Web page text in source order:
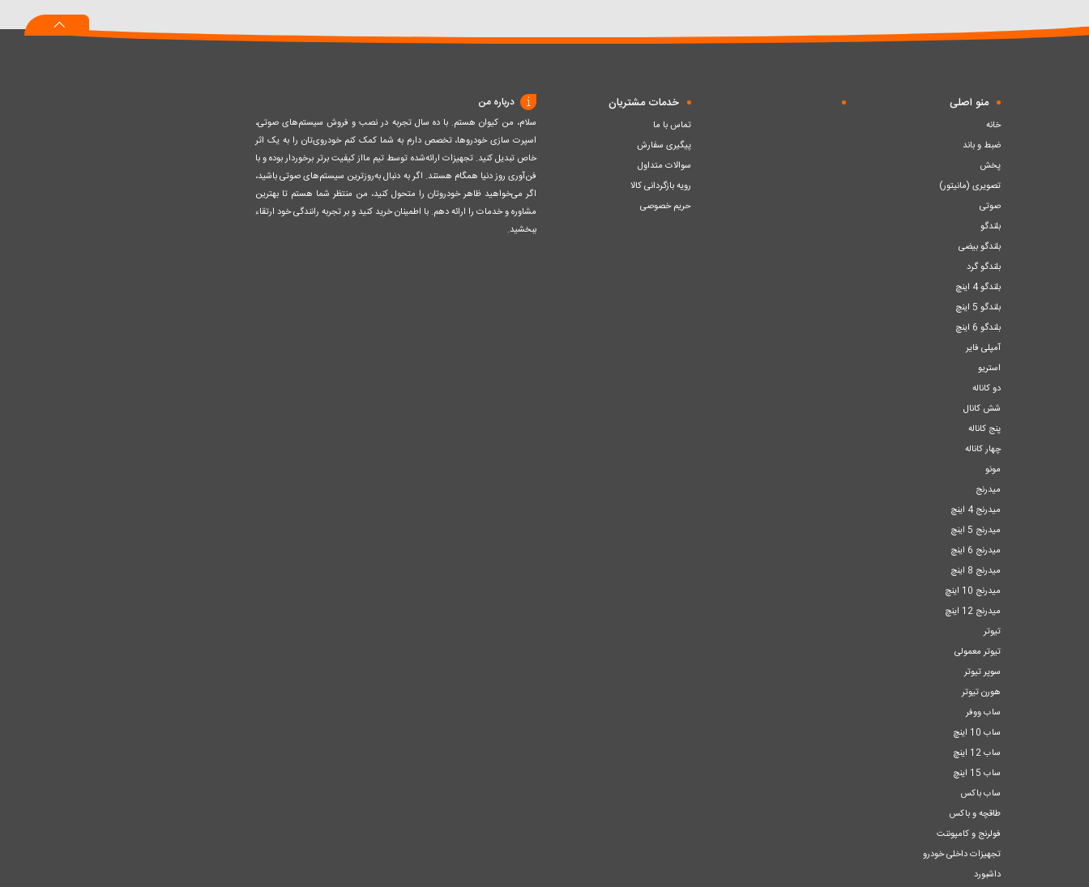
منو اصلی
خانه
ضبط و باند
پخش
تصویری (مانیتور)
صوتی
بلندگو
بلندگو بیضی
بلندگو گرد
بلندگو 4 اینچ
بلندگو 5 اینچ
بلندگو 6 اینچ
آمپلی فایر
استریو
دو کاناله
شش کانال
پنج کاناله
چهار کاناله
مونو
میدرنج
میدرنج 4 اینچ
میدرنج 5 اینچ
میدرنج 6 اینچ
میدرنج 8 اینچ
میدرنج 10 اینچ
میدرنج 12 اینچ
تیوتر
تیوتر معمولی
سوپر تیوتر
هورن تیوتر
ساب ووفر
ساب 10 اینچ
ساب 12 اینچ
ساب 15 اینچ
ساب باکس
طاقچه و باکس
فولرنج و کامپوننت
تجهیزات داخلی خودرو
داشبورد
خدمات مشتریان
تماس با ما
پیگیری سفارش
سوالات متداول
رویه بازگردانی کالا
حریم خصوصی
درباره من
سلام، من کیوان هستم. با ده سال تجربه در نصب و فروش سیستم‌های صوتی،
اسپرت سازی خودروها، تخصص دارم به شما کمک کنم خودروی‌تان را به یک اثر
خاص تبدیل کنید. تجهیزات ارائه‌شده توسط تیم مااز کیفیت برتر برخوردار بوده و با
فن‌آوری روز دنیا همگام هستند. اگر به دنبال به‌روزترین سیستم‌های صوتی باشید،
اگر می‌خواهید ظاهر خودروتان را متحول کنید، من منتظر شما هستم تا بهترین
مشاوره و خدمات را ارائه دهم. با اطمینان خرید کنید و بر تجربه رانندگی خود ارتقاء
ببخشید.